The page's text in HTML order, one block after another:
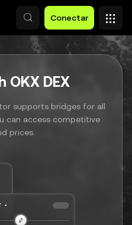
Conectar
OKX DEX
supports bridges for all
can access competitive
prices.